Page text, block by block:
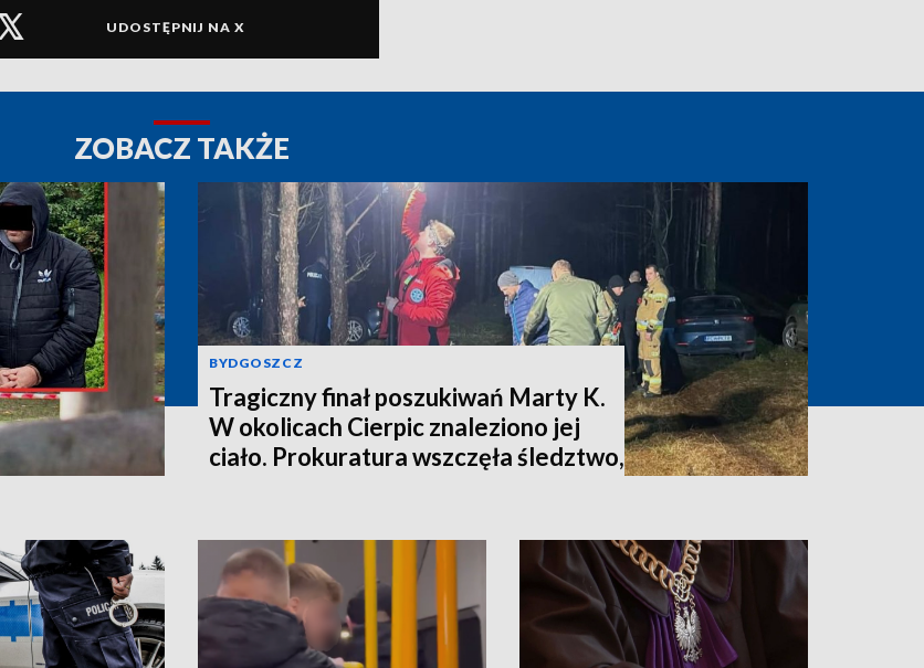
UDOSTĘPNIJ NA X
ZOBACZ TAKŻE
BYDGOSZCZ
Tragiczny finał poszukiwań Marty K.
W okolicach Cierpic znaleziono jej
ciało. Prokuratura wszczęła śledztwo,